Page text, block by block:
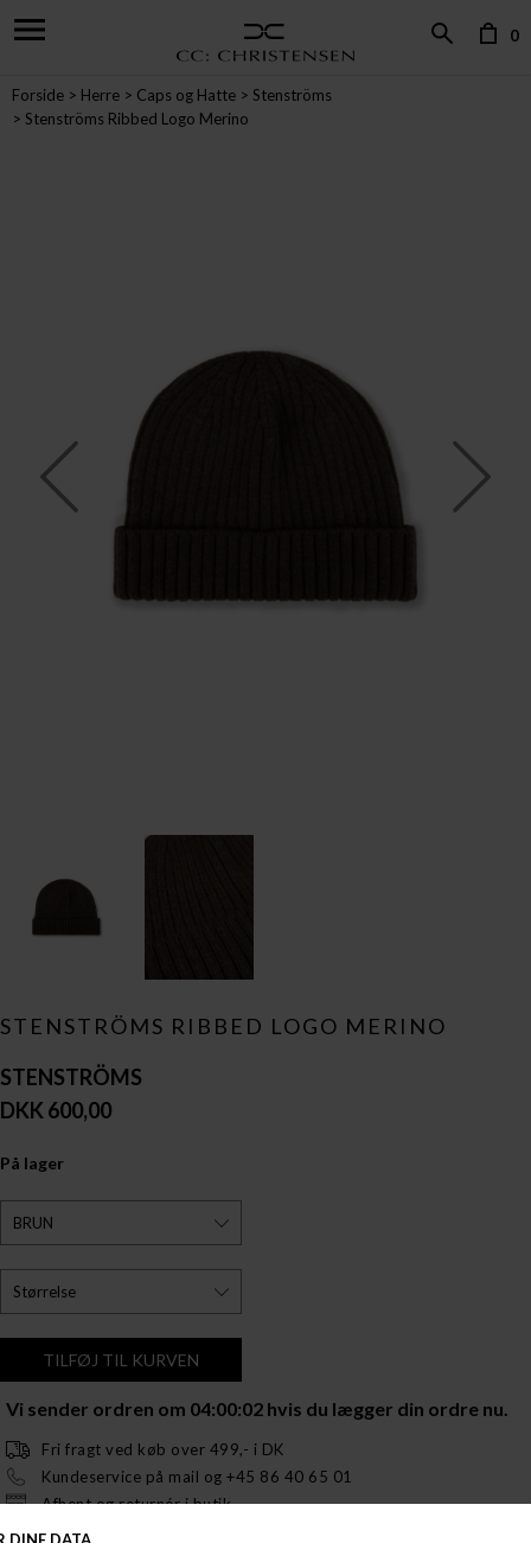
0
Forside Herre Caps og Hatte
Stenströms
Stenströms Ribbed Logo Merino
STENSTRÖMS RIBBED LOGO MERINO
STENSTRÖMS
DKK 600,00
På lager
Vi sender ordren om 04:00:01 hvis du lægger din ordre nu.
Fri fragt ved køb over 499,- i DK
Kundeservice på mail og +45 86 40 65 01
Afhent og returnér i butik.